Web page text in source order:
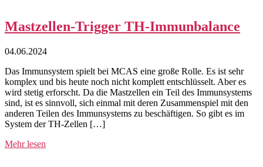
Mastzellen-Trigger TH-Immunbalance
04.06.2024
Das Immunsystem spielt bei MCAS eine große Rolle. Es ist sehr
komplex und bis heute noch nicht komplett entschlüsselt. Aber es
wird stetig erforscht. Da die Mastzellen ein Teil des Immunsystems
sind, ist es sinnvoll, sich einmal mit deren Zusammenspiel mit den
anderen Teilen des Immunsystems zu beschäftigen. So gibt es im
System der TH-Zellen […]
Mehr lesen